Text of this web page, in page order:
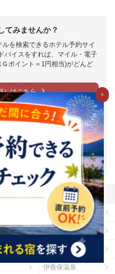
てみませんか？
を検索できるホテル予約サイ
バイスをすれば、マイル・電子
ポイント＝1円相当)がどんど
）はこちら
値の目安となります。ポイント
が発生します。（一部の交換パ
や最低交換数量がパートナーご
は1円相当を下回ります。（一部
は各パートナー毎の交換詳細ペ
十勝川温泉
鳴子温泉
蔵王温泉
伊香保温泉
×